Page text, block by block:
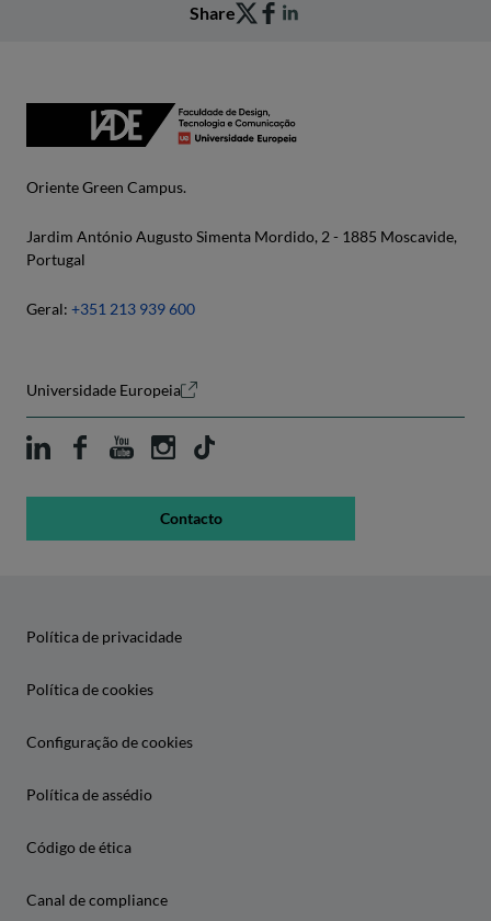
Share
Oriente Green Campus.
Jardim António Augusto Simenta Mordido, 2 - 1885 Moscavide,
Portugal
Geral: +351 213 939 600
Universidade Europeia
Contacto
Política de privacidade
Política de cookies
Configuração de cookies
Política de assédio
Código de ética
Canal de compliance